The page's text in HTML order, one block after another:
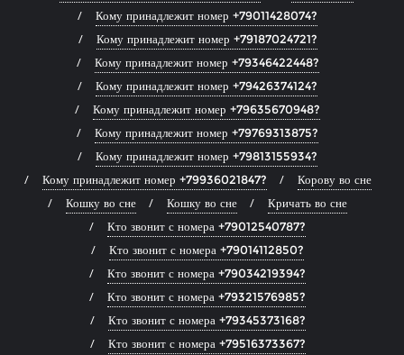
Кому принадлежит номер +79011428074?
Кому принадлежит номер +79187024721?
Кому принадлежит номер +79346422448?
Кому принадлежит номер +79426374124?
Кому принадлежит номер +79635670948?
Кому принадлежит номер +79769313875?
Кому принадлежит номер +79813155934?
Кому принадлежит номер +79936021847?
Корову во сне
Кошку во сне
Кошку во сне
Кричать во сне
Кто звонит с номера +79012540787?
Кто звонит с номера +79014112850?
Кто звонит с номера +79034219394?
Кто звонит с номера +79321576985?
Кто звонит с номера +79345373168?
Кто звонит с номера +79516373367?